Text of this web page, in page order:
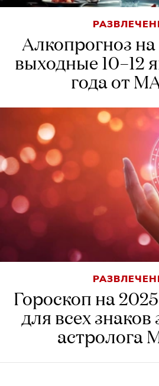
Алкопрогноз
выходные 10–12
года от
Гороскоп на
для всех знаков
астролога